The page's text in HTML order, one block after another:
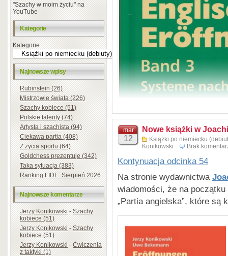
"Szachy w moim życiu" na
YouTube
Kategorie
Kategorie
Najnowsze wpisy
Rubinstein (26)
Mistrzowie świata (226)
Szachy kobiece (51)
Polskie talenty (74)
Artysta i szachista (94)
Ciekawa partia (408)
Z życia sportu (64)
Goldchess prezentuje (342)
Taka sytuacja (383)
Ranking FIDE: Sierpień 2026
Najnowsze komentarze
Jerzy Konikowski-Szachy
kobiece (51)
Jerzy Konikowski-Szachy
kobiece (51)
Jerzy Konikowski-Ćwiczenia
z taktyki (1)
mar
12
Nowe książki w
Książki po niemiecku
Konikowski
Brak
Kontynuacja odcinka 54
Na stronie wydawnictwa
wiadomości, że na
„Partia angielska”, które są